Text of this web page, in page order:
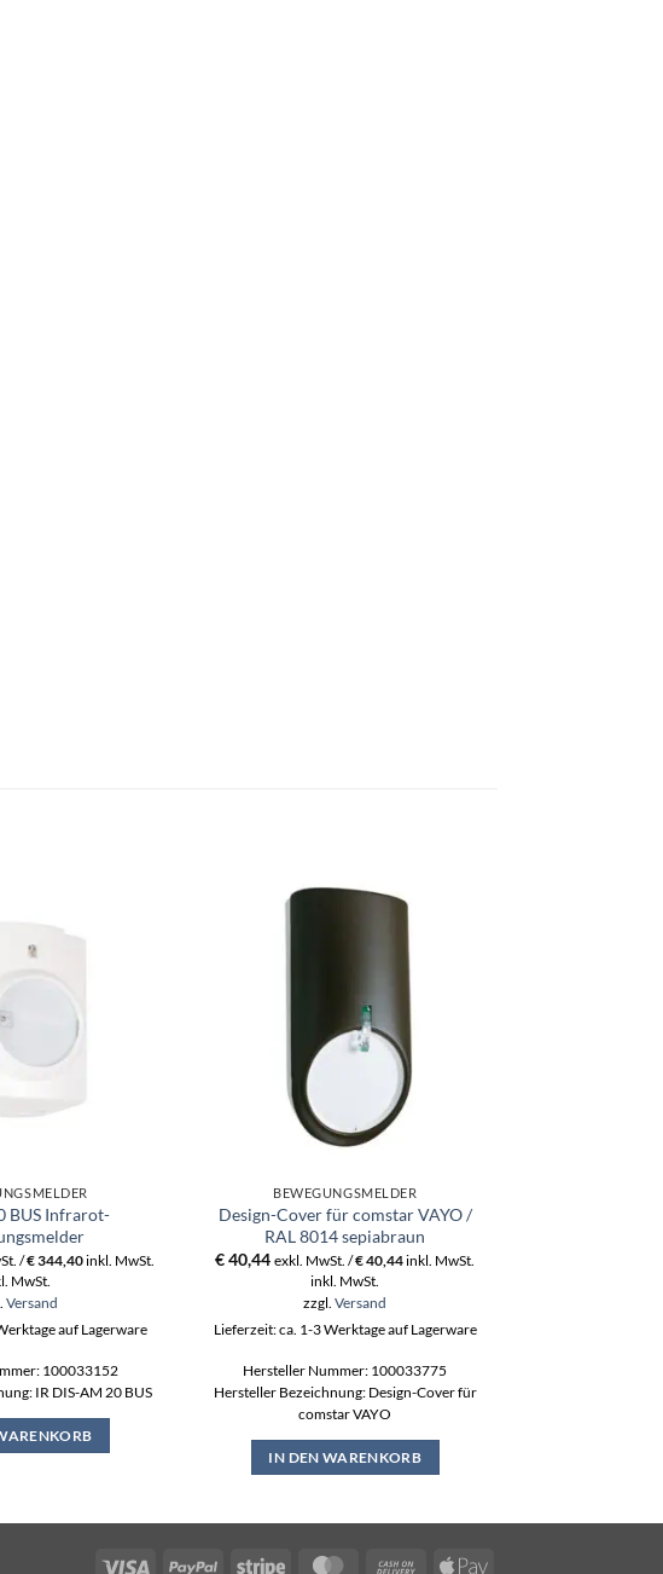
BUS Infrarot-
/€344,40inkl. MwSt.
MwSt.
Versand
auf Lagerware
100033152
IR DIS-AM 20 BUS
BEWEGUNGSMELDER
Design-Cover für comstar VAYO /
RAL 8014 sepiabraun
€40,44 exkl. MwSt. /€40,44inkl. MwSt.
inkl. MwSt.
zzgl.Versand
Lieferzeit: ca. 1-3 Werktage auf Lagerware
Hersteller Nummer: 100033775
Hersteller Bezeichnung: Design-Cover für
comstar VAYO
IN DEN WARENKORB
Visa PayPal Stripe MasterCardCash Apple